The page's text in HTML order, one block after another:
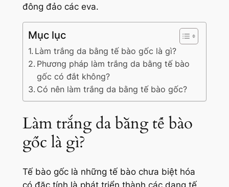
đông đảo các eva.
Mục lục
Làm trắng da bằng tế bào gốc là gì?
Phương pháp làm trắng da bằng tế bào
gốc có đắt không?
Có nên làm trắng da bằng tế bào gốc?
Làm trắng da bằng tế bào
gốc là gì?
Tế bào gốc là những tế bào chưa biệt hóa